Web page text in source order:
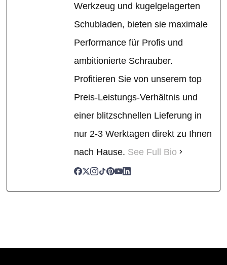
Werkzeug und kugelgelagerten
Schubladen, bieten sie maximale
Performance für Profis und
ambitionierte Schrauber.
Profitieren Sie von unserem top
Preis-Leistungs-Verhältnis und
einer blitzschnellen Lieferung in
nur 2-3 Werktagen direkt zu Ihnen
nach Hause. See Full Bio